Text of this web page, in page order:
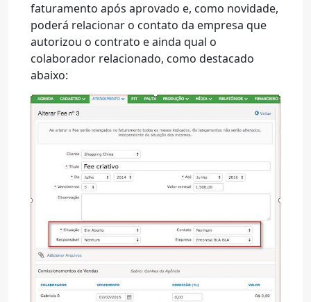
faturamento após aprovado e, como novidade,
poderá relacionar o contato da empresa que
autorizou o contrato e ainda qual o
colaborador relacionado, como destacado
abaixo: